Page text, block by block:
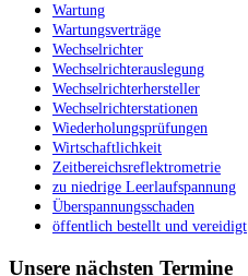
Wartung
Wartungsverträge
Wechselrichter
Wechselrichterauslegung
Wechselrichterhersteller
Wechselrichterstationen
Wiederholungsprüfungen
Wirtschaftlichkeit
Zeitbereichsreflektrometrie
zu niedrige Leerlaufspannung
Überspannungsschaden
öffentlich bestellt und vereidigt
Unsere nächsten Termine